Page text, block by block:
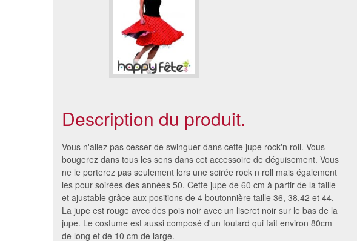
Description du produit.
Vous n'allez pas cesser de swinguer dans cette jupe rock'n roll. Vous
bougerez dans tous les sens dans cet accessoire de déguisement. Vous
ne le porterez pas seulement lors une soirée rock n roll mais également
les pour soirées des années 50. Cette jupe de 60 cm à partir de la taille
et ajustable grâce aux positions de 4 boutonnière taille 36, 38,42 et 44.
La jupe est rouge avec des pois noir avec un liseret noir sur le bas de la
jupe. Le costume est aussi composé d'un foulard qui fait environ 80cm
de long et de 10 cm de large.